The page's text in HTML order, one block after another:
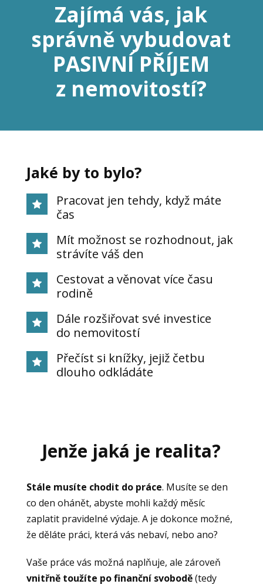
Zajímá vás, jak
správně vybudovat
PASIVNÍ PŘÍJEM
z nemovitostí?
Jaké by to bylo?
Pracovat jen tehdy, když máte
čas
Mít možnost se rozhodnout, jak
strávíte váš den
Cestovat a věnovat více času
rodině
Dále rozšiřovat své investice
do nemovitostí
Přečíst si knížky, jejiž četbu
dlouho odkládáte
Jenže jaká je realita?
Stále musíte chodit do práce. Musíte se den
co den ohánět, abyste mohli každý měsíc
zaplatit pravidelné výdaje. A je dokonce možné,
že děláte práci, která vás nebaví, nebo ano?
Vaše práce vás možná naplňuje, ale zároveň
vnitřně toužíte po finanční svobodě(tedy